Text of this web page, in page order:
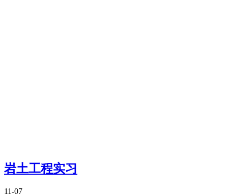
岩土工程实习
11-07